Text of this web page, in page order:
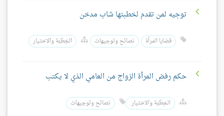
توجيه لمن تقدم لخطبتها شاب مدخن
قضايا المرأة نصائح وتوجيهات الخِطْبَة والاختيار
حكم رفض المرأة الزواج من العامي الذي لا يكتب
الخِطْبَة والاختيار نصائح وتوجيهات